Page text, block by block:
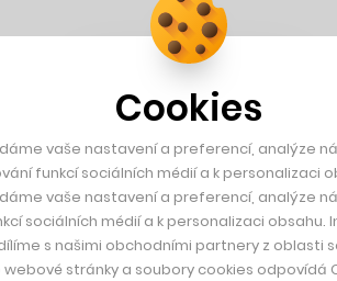
Cookies
vaše nastavení a preferencí, analýze
funkcí sociálních médií a k personalizaci
vaše nastavení a preferencí, analýze
sociálních médií a k personalizaci obsahu.
s našimi obchodními partnery z oblasti
stránky a soubory cookies odpovídá